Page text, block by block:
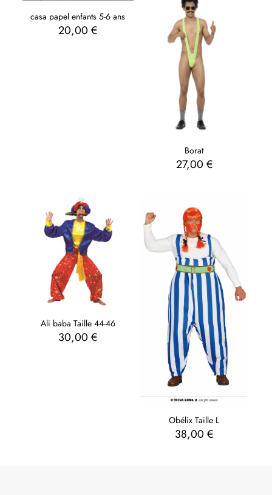
casa papel enfants 5-6 ans
20,00€
Borat
27,00 €
Ali baba Taille 44-46
30,00€
Obélix Taille L
38,00 €